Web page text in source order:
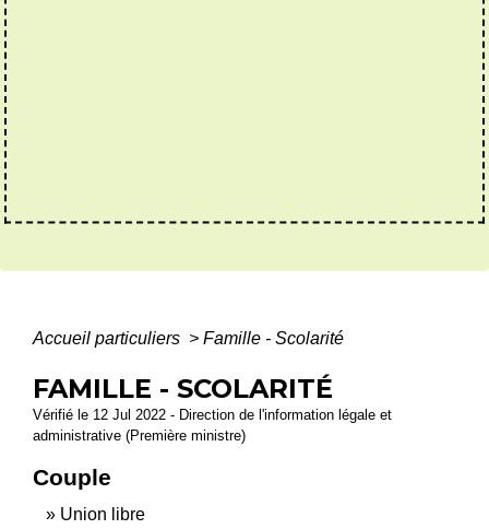
Accueil particuliers > Famille - Scolarité
FAMILLE - SCOLARITÉ
Vérifié le 12 Jul 2022 - Direction de l'information légale et
administrative (Première ministre)
Couple
Union libre